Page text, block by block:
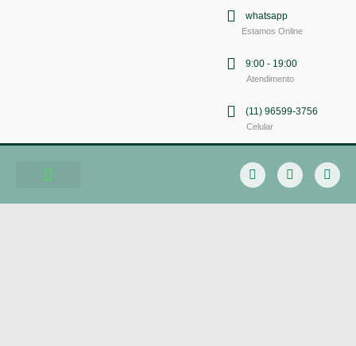
whatsapp
Estamos Online
9:00 - 19:00
Atendimento
(11) 96599-3756
Celular